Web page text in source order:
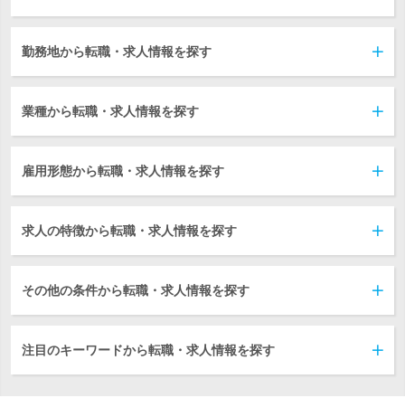
勤務地から転職・求人情報を探す
業種から転職・求人情報を探す
雇用形態から転職・求人情報を探す
求人の特徴から転職・求人情報を探す
その他の条件から転職・求人情報を探す
注目のキーワードから転職・求人情報を探す